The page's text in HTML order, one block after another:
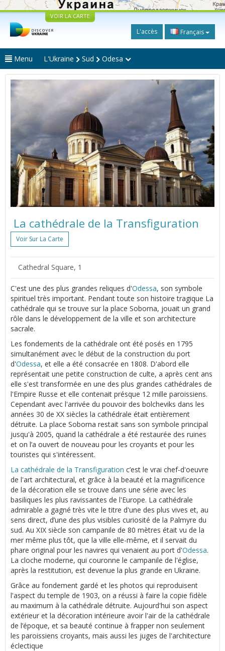
VOIR LA CARTE
L'accès Français
Menu L'Ukraine Sud Odesa
La cathédrale de la Transfiguration
Voir Sur La Carte
Cathedral Square, 1
C'est une des plus grandes reliques d'Odessa, son symbole
spirituel très important. Pendant toute son histoire tragique La
cathédrale qui se trouve sur la place Soborna, jouait un grand
rôle dans le développement de la ville et son architecture
sacrale.
Les fondements de la cathédrale ont été posés en 1795
simultanément avec le début de la construction du port
d'Odessa, et elle a été consacrée en 1808. D'abord elle
représentait une petite construction de culte, а après cent ans
elle s'est transformée en une des plus grandes cathédrales de
l'Empire Russe et elle contenait présque 12 mille paroissiens.
Cependant avec l'arrivée du pouvoir des bolcheviks dans les
années 30 de XX siècles la cathédrale était entièrement
détruite. La place Soborna restait sans son symbole principal
jusqu'à 2005, quand la cathédrale a été restaurée des ruines
et on l’a ouvert de nouveau pour les croyants et pour les
touristes qui s'intéressent.
La cathédrale de la Transfiguration c’est le vrai chef-d'oeuvre
de l'art architectural, et grâce à la beauté et la magnificence
de la décoration elle se trouve dans une série avec les
basiliques les plus ravissantes de l'Europe. La cathédrale
admirable a gagné très vite le titre d'une des plus vives et, au
sens direct, d’une des plus visibles curiosité de la Palmyre du
sud. Au XIX siècle son campanile de 80 mètres était vu de la
mer même plus tôt, que la ville elle-même, et il servait du
phare original pour les navires qui venaient au port d'Odessa.
La cloche moderne, qui couronne le campanile de l'église,
après la restitution, est devenue la plus grande en Ukraine.
Grâce au fondement gardé et les photos qui reproduisent
l'aspect du temple de 1903, on a réussi à faire la copie fidèle
au maximum à la cathédrale détruite. Aujourd'hui son aspect
extérieur et la décoration intérieure avoir l'air de la cathédrale
de l’époque, et sa beauté continue à frapper non seulement
les paroissiens croyants, mais aussi les juges de l'architecture
éclectique